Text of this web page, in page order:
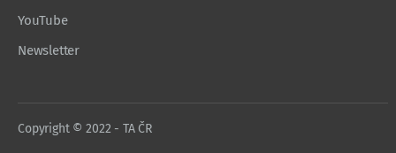
YouTube
Newsletter
Copyright © 2022 - TA ČR